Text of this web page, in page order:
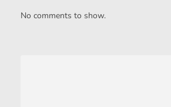
No comments to show.